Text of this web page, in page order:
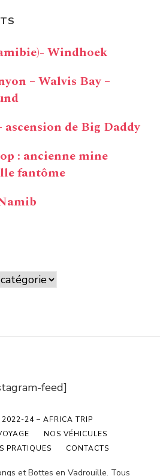
Windhoek
– Walvis Bay –
ascension de Big Daddy
: ancienne mine
fantôme
feed]
et Bottes en Vadrouille. Tous
2022-24 – AFRICA TRIP
NOS VÉHICULES
PRATIQUES
CONTACTS